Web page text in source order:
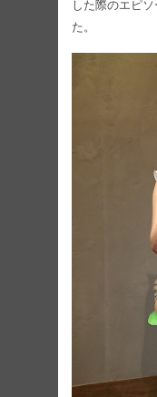
した際のエピ
た。